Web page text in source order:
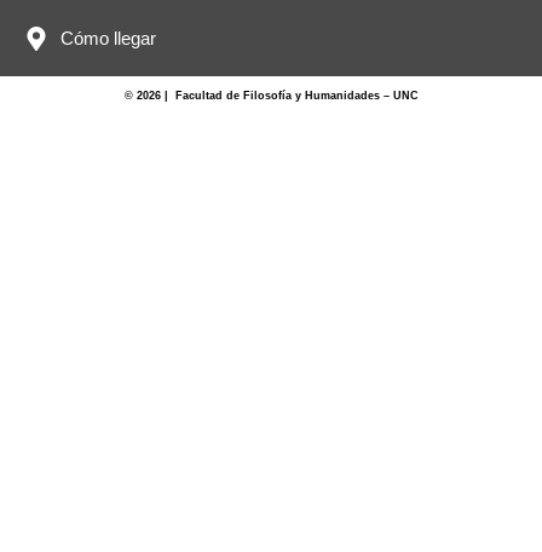
Cómo llegar
© 2026 | Facultad de Filosofía y Humanidades – UNC